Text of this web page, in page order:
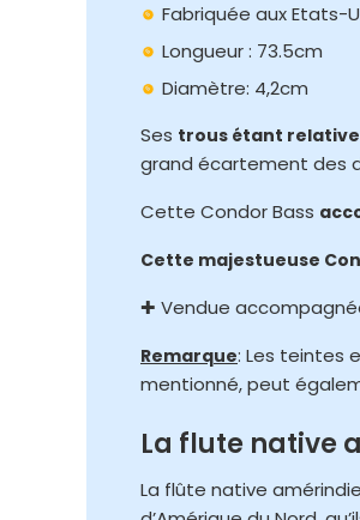
Fabriquée aux Etats-
Longueur : 73.5cm
Diamètre: 4,2cm
Ses trous étant
grand écartement des
Cette Condor Bass
Cette majestueuse
✚ Vendue
Remarque: Les teintes
mentionné, peut
La flute native
La flûte native